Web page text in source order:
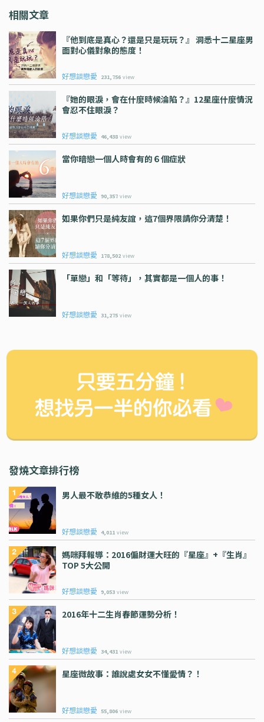
相關文章
『他到底是真心？還是只是玩玩？』 洞悉十二星座男
面對心儀對象的態度！
好想談戀愛 231,756 view
『她的眼淚，會在什麼時候淪陷？』12星座什麼情況
會忍不住眼淚？
好想談戀愛 46,438 view
當你暗戀一個人時會有的６個症狀
好想談戀愛 90,357 view
如果你們只是純友誼，這7個界限請你分清楚！
好想談戀愛 178,502 view
「單戀」和「等待」，其實都是一個人的事！
好想談戀愛 31,275 view
發燒文章排行榜
男人最不敢恭維的5種女人！
好想談戀愛 4,011 view
媽咪拜報導：2016偏財運大旺的『星座』+『生肖』
TOP 5大公開
好想談戀愛 9,053 view
2016年十二生肖春節運勢分析！
好想談戀愛 34,431 view
星座微故事：誰說處女女不懂愛情？！
好想談戀愛 55,806 view